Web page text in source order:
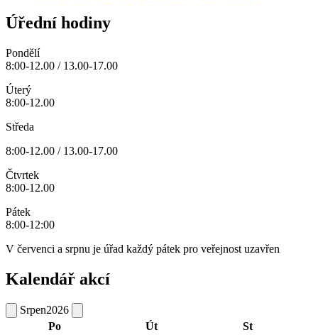
Úřední hodiny
Pondělí
8:00-12.00 / 13.00-17.00
Úterý
8:00-12.00
Středa
8:00-12.00 / 13.00-17.00
Čtvrtek
8:00-12.00
Pátek
8:00-12:00
V červenci a srpnu je úřad každý pátek pro veřejnost uzavřen
Kalendář akcí
Srpen2026
Po
Út
St